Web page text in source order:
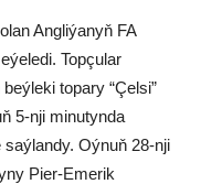
Angliýanyň FA
Topçular
topary “Çelsi”
5-nji minutynda
saýlandy. Oýnuň 28-nji
Pier-Emerik